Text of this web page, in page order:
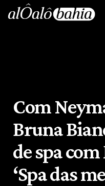
Com
Bruna
de spa
‘Spa das